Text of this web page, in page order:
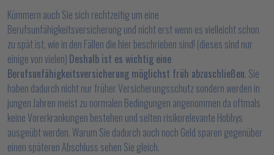
Kümmern auch Sie sich rechtzeitig um eine
Berufsunfähigkeitsversicherung und nicht erst wenn es vielleicht schon
zu spät ist, wie in den Fällen die hier beschrieben sind! (dieses sind nur
einige von vielen) Deshalb ist es wichtig eine
Berufsunfähigkeitsversicherung möglichst früh abzuschließen. Sie
haben dadurch nicht nur früher Versicherungsschutz sondern werden in
jungen Jahren meist zu normalen Bedingungen angenommen da oftmals
keine Vorerkrankungen bestehen und selten risikorelevante Hobbys
ausgeübt werden. Warum Sie dadurch auch noch Geld sparen gegenüber
einen späteren Abschluss sehen Sie gleich.